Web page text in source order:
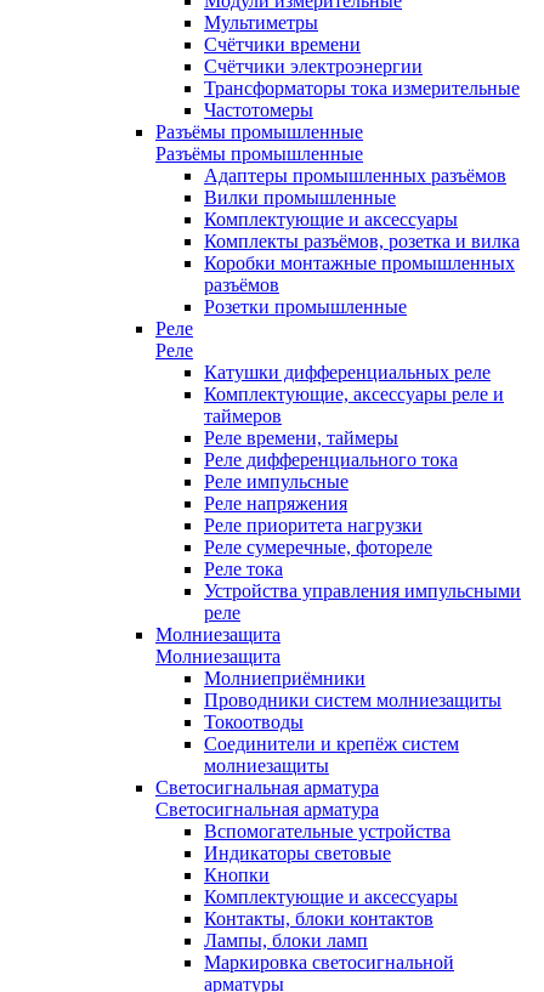
Мультиметры
Счётчики времени
Счётчики электроэнергии
Трансформаторы тока измерительные
Частотомеры
Разъёмы промышленные
Разъёмы промышленные
Адаптеры промышленных разъёмов
Вилки промышленные
Комплектующие и аксессуары
Комплекты разъёмов, розетка и вилка
Коробки монтажные промышленных
разъёмов
Розетки промышленные
Реле
Реле
Катушки дифференциальных реле
Комплектующие, аксессуары реле и
таймеров
Реле времени, таймеры
Реле дифференциального тока
Реле импульсные
Реле напряжения
Реле приоритета нагрузки
Реле сумеречные, фотореле
Реле тока
Устройства управления импульсными
реле
Молниезащита
Молниезащита
Молниеприёмники
Проводники систем молниезащиты
Токоотводы
Соединители и крепёж систем
молниезащиты
Светосигнальная арматура
Светосигнальная арматура
Вспомогательные устройства
Индикаторы световые
Кнопки
Комплектующие и аксессуары
Контакты, блоки контактов
Лампы, блоки ламп
Маркировка светосигнальной
арматуры